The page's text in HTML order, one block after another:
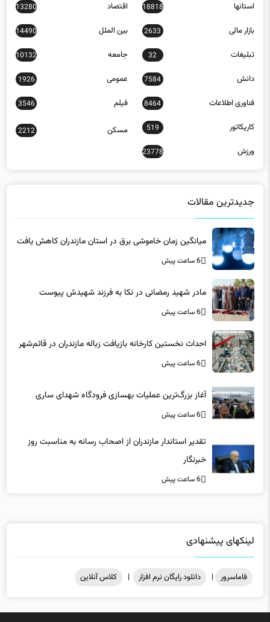
استانها 18818 اقتصاد 13280
بازار مالی 2633 بین الملل 14490
تبلیغات 32 جامعه 10132
دانش 7584 عمومی 1926
فناوری اطلاعات 8464 فیلم 3546
کاریکاتور 519 مسکن 2212
ورزش 23778
جدیدترین مقالات
میانگین زمان خاموشی برق در استان مازندران کاهش یافت
6 ساعت پیش
مادر شهید رمضانی در نکا به فرزند شهیدش پیوست
6 ساعت پیش
احداث نخستین کارخانه بازیافت زباله مازندران در قائم‌شهر
6 ساعت پیش
آغاز بزرگ‌ترین عملیات بهسازی فرودگاه شهدای ساری
6 ساعت پیش
تقدیر استاندار مازندران از اصحاب رسانه به مناسبت روز
خبرنگار
6 ساعت پیش
لینکهای پیشنهادی
فاماسرور | دانلود رایگان نرم افزار | کلاس آنلاین